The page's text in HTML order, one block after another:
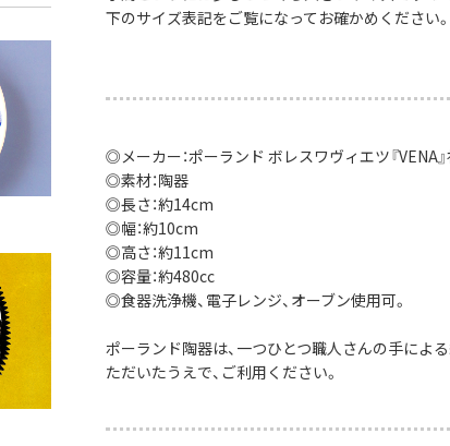
下のサイズ表記をご覧になってお確かめください。
◎メーカー：ポーランド ボレスワヴィエツ『VENA
◎素材：陶器
◎長さ：約14cm
◎幅：約10cm
◎高さ：約11cm
◎容量：約480cc
◎食器洗浄機、電子レンジ、オーブン使用可。
ポーランド陶器は、一つひとつ職人さんの手によ
ただいたうえで、ご利用ください。